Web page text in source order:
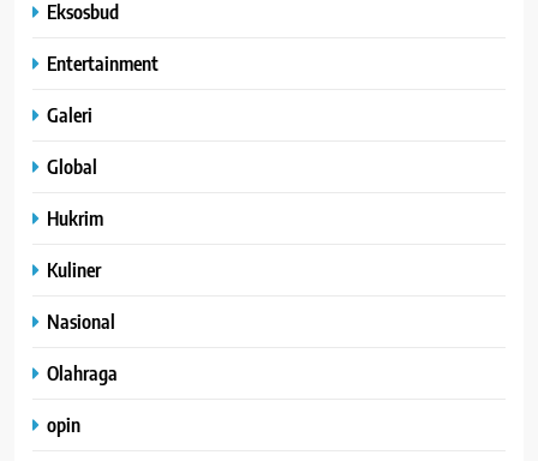
Eksosbud
Entertainment
Galeri
Global
Hukrim
Kuliner
Nasional
Olahraga
opin